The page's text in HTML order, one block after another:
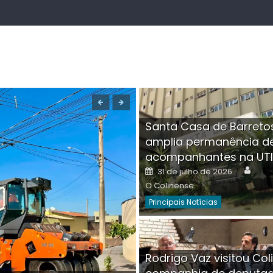
Boutique na Av.
invadida por
Santa Casa de
amplia permanência
acompanhantes na UTI
Posted
on
31 de julho de 2026
O Colinense
Principais Notícias
Rodrigo Vaz visitou